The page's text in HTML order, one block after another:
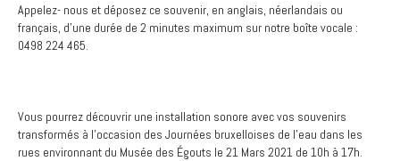
Appelez- nous et déposez ce souvenir, en anglais, néerlandais ou
français, d’une durée de 2 minutes maximum sur notre boîte vocale :
0498 224 465.
Vous pourrez découvrir une installation sonore avec vos souvenirs
transformés à l’occasion des Journées bruxelloises de l’eau dans les
rues environnant du Musée des Égouts le 21 Mars 2021 de 10h à 17h.